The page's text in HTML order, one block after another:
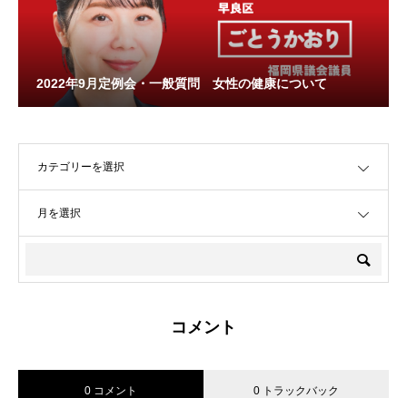
2022年9月定例会・一般質問 女性の健康について
コメント
0 コメント 0 トラックバック